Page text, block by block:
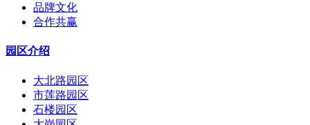
品牌文化
合作共赢
园区介绍
大北路园区
市莲路园区
石楼园区